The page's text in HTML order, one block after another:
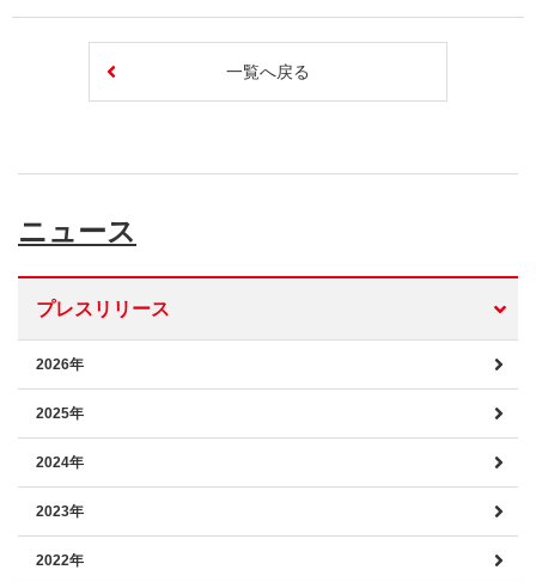
一覧へ戻る
ニュース
プレスリリース
2026年
2025年
2024年
2023年
2022年